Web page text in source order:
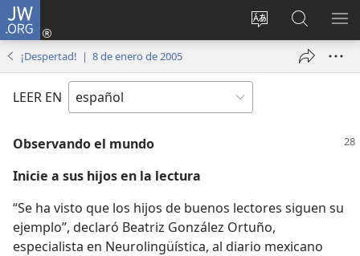
JW.ORG
Cambiar
del sitio
Iniciar
sesión
nueva
en
jw.org
¡Despertad! | 8 de enero de 2005
LEER EN
Observando el mundo
Inicie a sus hijos en la lectura
“Se ha visto que los hijos de buenos lectores siguen su
ejemplo”, declaró Beatriz González Ortuño,
especialista en Neurolingüística, al diario mexicano